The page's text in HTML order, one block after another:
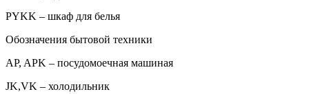
PYKK – шкаф для белья
Обозначения бытовой техники
AP, APK – посудомоечная машиная
JK,VK – холодильник